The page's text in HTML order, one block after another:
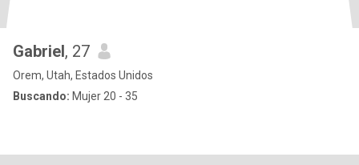
Gabriel, 27
Orem, Utah, Estados Unidos
Buscando: Mujer 20 - 35